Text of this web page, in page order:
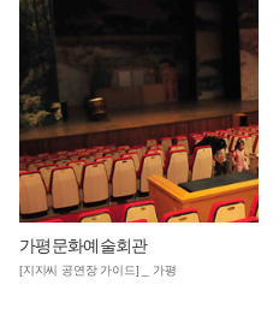
가평문화예술회관
[지지씨 공연장 가이드] _ 가평